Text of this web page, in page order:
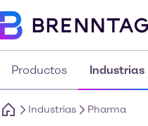
Productos Industrias
Industrias Pharma